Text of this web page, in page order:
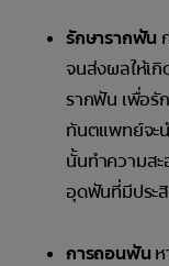
รักษารากฟัน
จนส่งผลให้เกิ
รากฟัน เพื่อรั
ทันตแพทย์จะ
นั้นทำความส
อุดฟันที่มีประ
การถอนฟัน